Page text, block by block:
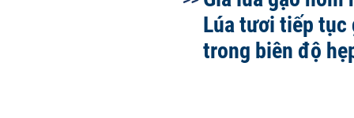
Lúa tươi tiếp tục
trong biên độ